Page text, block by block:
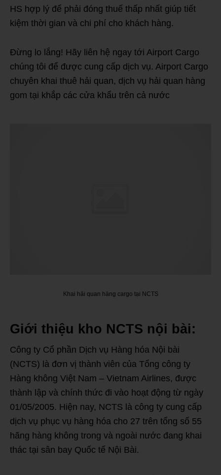
HS hợp lý để phải đóng thuế thấp nhất giúp tiết
kiệm thời gian và chi phí cho khách hàng.
Đừng lo lắng! Hãy liên hệ ngay tới Airport Cargo
chúng tôi để được cung cấp dịch vụ. Airport Cargo
chuyên khai thuê hải quan, dịch vụ hải quan hàng
gom tại khắp các cửa khẩu trên cả nước
Khai hải quan hàng cargo tại NCTS
Giới thiệu kho NCTS nội bài:
Công ty Cổ phần Dịch vụ Hàng hóa Nội bài
(NCTS) là đơn vị thành viên của Tổng công ty
Hàng không Việt Nam – Vietnam Airlines, được
thành lập và chính thức đi vào hoạt động từ ngày
01/05/2005. Hiện nay, NCTS là công ty cung cấp
dịch vụ phục vụ hàng hóa cho 27 trên tổng số 55
hãng hàng không trong và ngoài nước đang khai
thác tại sân bay Quốc tế Nội Bài.